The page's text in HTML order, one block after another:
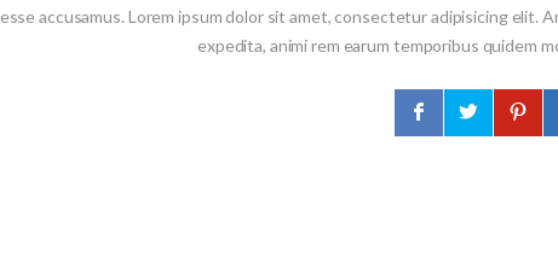
esse accusamus. Lorem ipsum dolor sit amet, consectetur adipisicing elit.
expedita, animi rem earum temporibus quidem